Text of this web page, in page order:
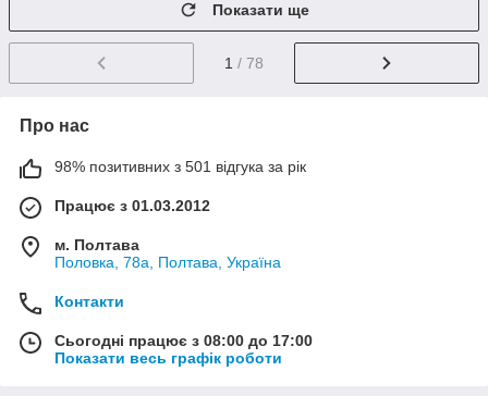
Показати ще
1 / 78
Про нас
98% позитивних з 501 відгука за рік
Працює з 01.03.2012
м. Полтава
Половка, 78а, Полтава, Україна
Контакти
Сьогодні працює з 08:00 до 17:00
Показати весь графік роботи